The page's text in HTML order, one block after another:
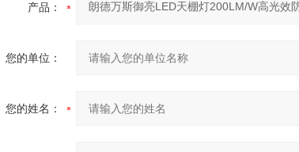
产品：
您的单位：
您的姓名：